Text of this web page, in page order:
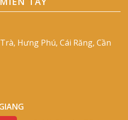
Hưng Phú, Cái Răng, Cần